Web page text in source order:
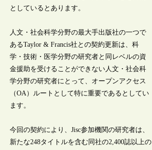
としているとあります。
人文・社会科学分野の最大手出版社の一つで
あるTaylor & Francis社との契約更新は、科
学・技術・医学分野の研究者と同レベルの資
金援助を受けることができない人文・社会科
学分野の研究者にとって、オープンアクセス
（OA）ルートとして特に重要であるとしてい
ます。
今回の契約により、Jisc参加機関の研究者は、
新たな248タイトルを含む同社の2,400誌以上の